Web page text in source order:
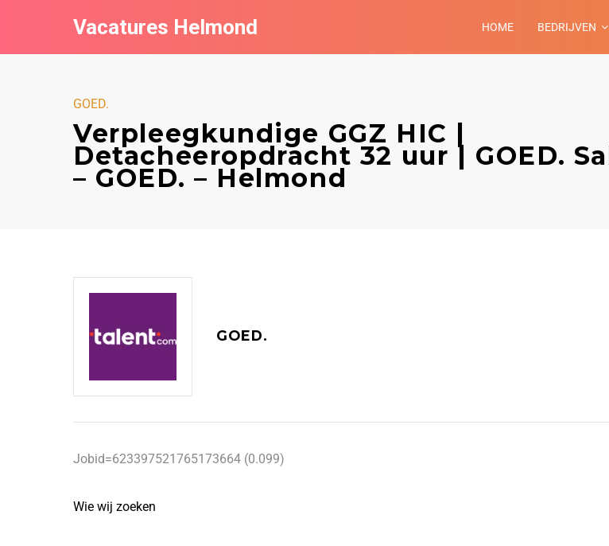
Vacatures Helmond HOME BEDRIJVEN
GOED.
Verpleegkundige GGZ HIC |
Detacheeropdracht 32 uur | GOED.
– GOED. – Helmond
GOED.
Jobid=623397521765173664 (0.099)
Wie wij zoeken